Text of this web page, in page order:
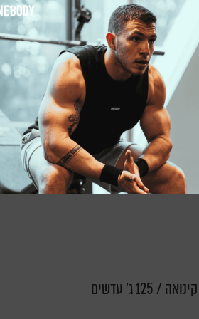
מעדן סויה גו טבעי / תות (20 ג' חלבון) / סקופ אבקת חלבון צמחית + 200 מ"ל חלב סויה לייט /